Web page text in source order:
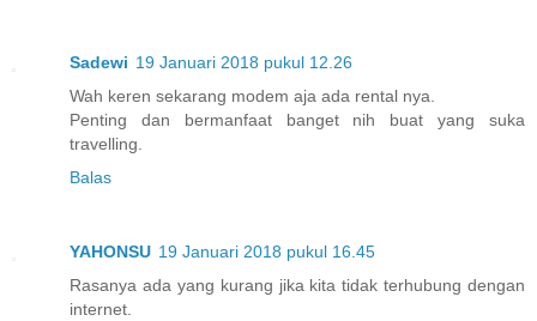
Sadewi 19 Januari 2018 pukul 12.26
Wah keren sekarang modem aja ada rental nya.
Penting dan bermanfaat banget nih buat yang suka
travelling.
Balas
YAHONSU 19 Januari 2018 pukul 16.45
Rasanya ada yang kurang jika kita tidak terhubung dengan
internet.